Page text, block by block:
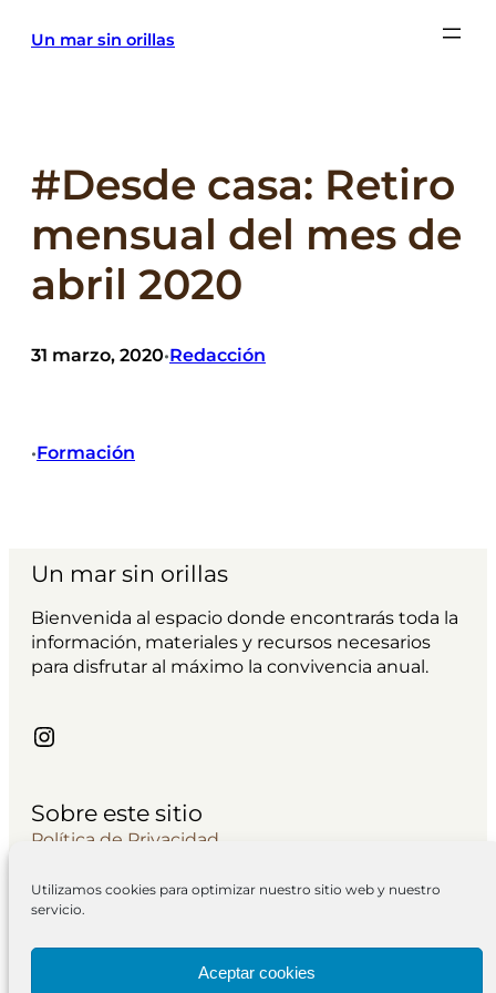
Utilizamos cookies para optimizar nuestro sitio web y nuestro
servicio.
Aceptar cookies
Un mar sin orillas
#Desde casa: Retiro
mensual del mes de
abril 2020
31 marzo, 2020•Redacción
•Formación
Un mar sin orillas
Bienvenida al espacio donde encontrarás toda la
información, materiales y recursos necesarios
para disfrutar al máximo la convivencia anual.
Instagram
Sobre este sitio
Política de Privacidad
Contacto
Cuestionario